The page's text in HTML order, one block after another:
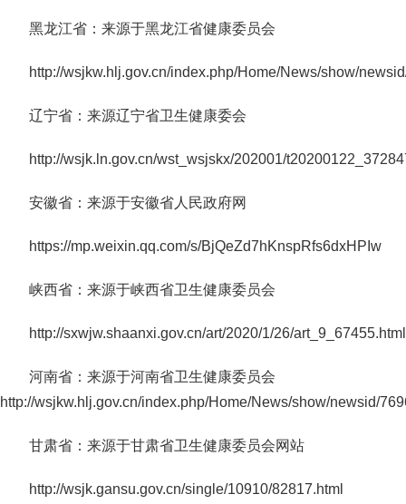
黑龙江省：来源于黑龙江省健康委员会
http://wsjkw.hlj.gov.cn/index.php/Home/News/show/
辽宁省：来源辽宁省卫生健康委会
http://wsjk.ln.gov.cn/wst_wsjskx/202001/
安徽省：来源于安徽省人民政府网
https://mp.weixin.qq.com/s/BjQeZd7hKnspRfs6dxHPIw
峡西省：来源于峡西省卫生健康委员会
http://sxwjw.shaanxi.gov.cn/art/2020/1/26/art_9_67455.html
河南省：来源于河南省卫生健康委员会
http://wsjkw.hlj.gov.cn/index.php/Home/News/show/newsid/
甘肃省：来源于甘肃省卫生健康委员会网站
http://wsjk.gansu.gov.cn/single/10910/82817.html